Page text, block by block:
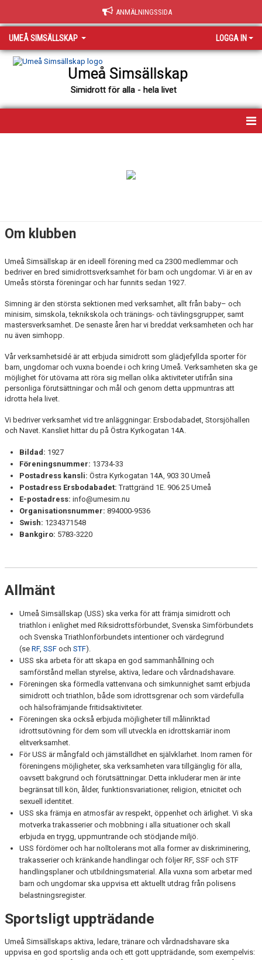
ANMÄLNINGSSIDA
UMEÅ SIMSÄLLSKAP LOGGA IN
Umeå Simsällskap
Simidrott för alla - hela livet
STRATEGI 2035
KLUBBSHOP
KONTAKT
Om klubben
Umeå Simsällskap är en ideell förening med ca 2300 medlemmar och
bedriver en bred simidrottsverksamhet för barn och ungdomar. Vi är en av
Umeås största föreningar och har funnits sedan 1927.
Simning är den största sektionen med verksamhet, allt från baby– och
minisim, simskola, teknikskola och tränings- och tävlingsgrupper, samt
mastersverksamhet. De senaste åren har vi breddat verksamheten och har
nu även simhopp.
Vår verksamhetsidé är att erbjuda simidrott som glädjefyllda sporter för
barn, ungdomar och vuxna boende i och kring Umeå. Verksamheten ska ge
möjlighet för utövarna att röra sig mellan olika aktiviteter utifrån sina
personliga förutsättningar och mål och genom detta uppmuntras att
idrotta hela livet.
Vi bedriver verksamhet vid tre anläggningar: Ersbodabadet, Storsjöhallen
och Navet. Kansliet hittar du på Östra Kyrkogatan 14A.
Bildad: 1927
Föreningsnummer: 13734-33
Postadress kansli: Östra Kyrkogatan 14A, 903 30 Umeå
Postadress Ersbodabadet: Trattgränd 1E. 906 25 Umeå
E-postadress: info@umesim.nu
Organisationsnummer: 894000-9536
Swish: 1234371548
Bankgiro: 5783-3220
Allmänt
Umeå Simsällskap (USS) ska verka för att främja simidrott och
triathlon i enlighet med Riksidrottsförbundet, Svenska Simförbundets
och Svenska Triathlonförbundets intentioner och värdegrund
(se RF, SSF och STF).
USS ska arbeta för att skapa en god sammanhållning och
samförstånd mellan styrelse, aktiva, ledare och vårdnadshavare.
Föreningen ska förmedla vattenvana och simkunnighet samt erbjuda
simidrott och triathlon, både som idrottsgrenar och som värdefulla
och hälsofrämjande fritidsaktiviteter.
Föreningen ska också erbjuda möjligheter till målinriktad
idrottsutövning för dem som vill utveckla en idrottskarriär inom
elitverksamhet.
För USS är mångfald och jämställdhet en självklarhet. Inom ramen för
föreningens möjligheter, ska verksamheten vara tillgänglig för alla,
oavsett bakgrund och förutsättningar. Detta inkluderar men är inte
begränsat till kön, ålder, funktionsvariationer, religion, etnicitet och
sexuell identitet.
USS ska främja en atmosfär av respekt, öppenhet och ärlighet. Vi ska
motverka trakasserier och mobbning i alla situationer och skall
erbjuda en trygg, uppmuntrande och stödjande miljö.
USS fördömer och har nolltolerans mot alla former av diskriminering,
trakasserier och kränkande handlingar och följer RF, SSF och STF
handlingsplaner och utbildningsmaterial. Alla vuxna som arbetar med
barn och ungdomar ska uppvisa ett aktuellt utdrag från polisens
belastningsregister.
Sportsligt uppträdande
Umeå Simsällskaps aktiva, ledare, tränare och vårdnadshavare ska
uppvisa en god sportslig anda och ett gott uppträdande, som exempelvis: